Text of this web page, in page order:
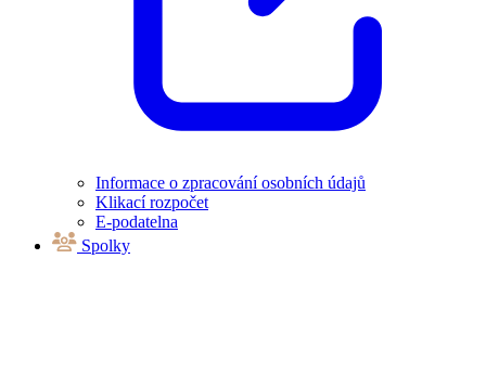
Informace o zpracování osobních údajů
Klikací rozpočet
E-podatelna
Spolky